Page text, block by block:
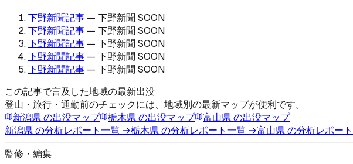
下野新聞記事 — 下野新聞 SOON
下野新聞記事 — 下野新聞 SOON
下野新聞記事 — 下野新聞 SOON
下野新聞記事 — 下野新聞 SOON
下野新聞記事 — 下野新聞 SOON
この記事で言及した地域の最新出没
登山・旅行・通勤前のチェックには、地域別の最新マップが便利です。
新潟県の出没マップ 栃木県の出没マップ 富山県の出没マップ
新潟県の分析レポート一覧 →栃木県の分析レポート一覧 →富山県の分析レポー
監修・編集